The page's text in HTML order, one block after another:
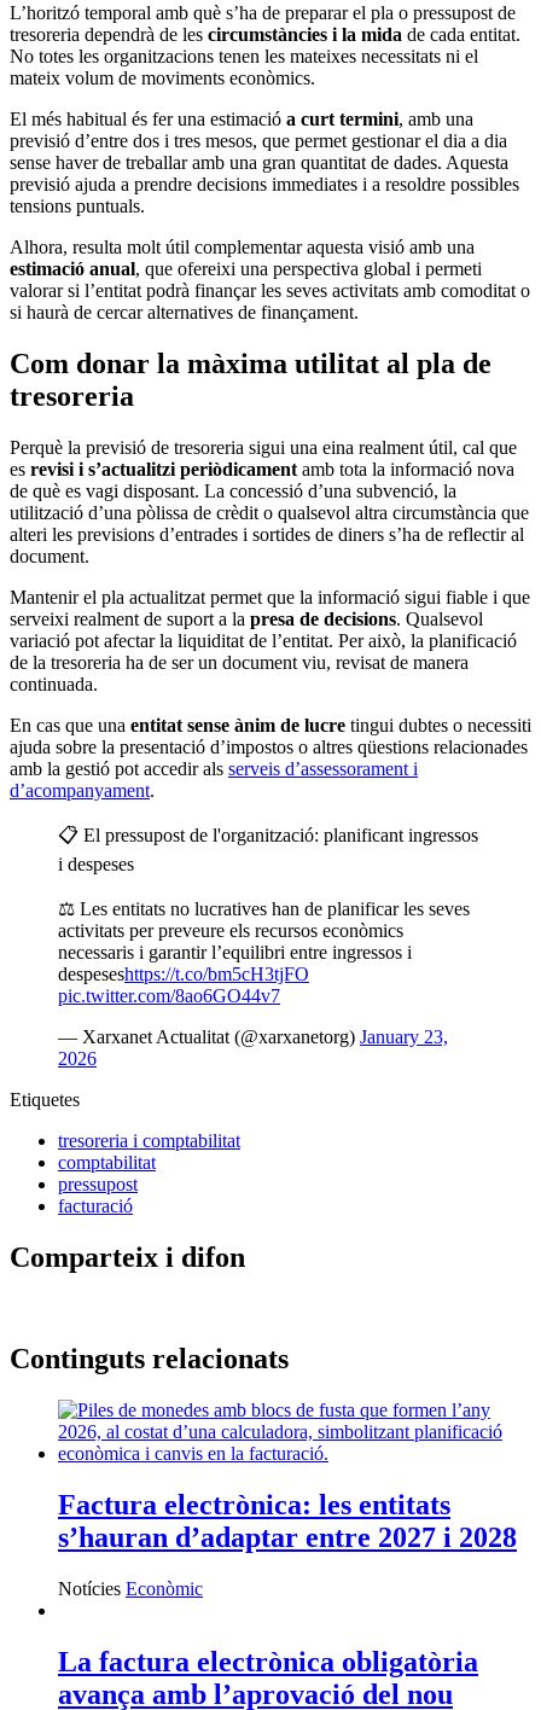
L’horitzó temporal amb què s’ha de preparar el pla o pressupost de
tresoreria dependrà de les circumstàncies i la mida de cada entitat.
No totes les organitzacions tenen les mateixes necessitats ni el
mateix volum de moviments econòmics.
El més habitual és fer una estimació a curt termini, amb una
previsió d’entre dos i tres mesos, que permet gestionar el dia a dia
sense haver de treballar amb una gran quantitat de dades. Aquesta
previsió ajuda a prendre decisions immediates i a resoldre possibles
tensions puntuals.
Alhora, resulta molt útil complementar aquesta visió amb una
estimació anual, que ofereixi una perspectiva global i permeti
valorar si l’entitat podrà finançar les seves activitats amb comoditat o
si haurà de cercar alternatives de finançament.
Com donar la màxima utilitat al pla de
tresoreria
Perquè la previsió de tresoreria sigui una eina realment útil, cal que
es revisi i s’actualitzi periòdicament amb tota la informació nova
de què es vagi disposant. La concessió d’una subvenció, la
utilització d’una pòlissa de crèdit o qualsevol altra circumstància que
alteri les previsions d’entrades i sortides de diners s’ha de reflectir al
document.
Mantenir el pla actualitzat permet que la informació sigui fiable i que
serveixi realment de suport a la presa de decisions. Qualsevol
variació pot afectar la liquiditat de l’entitat. Per això, la planificació
de la tresoreria ha de ser un document viu, revisat de manera
continuada.
En cas que una entitat sense ànim de lucre tingui dubtes o necessiti
ajuda sobre la presentació d’impostos o altres qüestions relacionades
amb la gestió pot accedir als serveis d’assessorament i
d’acompanyament.
📋 El pressupost de l'organització: planificant ingressos
i despeses
⚖️ Les entitats no lucratives han de planificar les seves
activitats per preveure els recursos econòmics
necessaris i garantir l’equilibri entre ingressos i
despeseshttps://t.co/bm5cH3tjFO
pic.twitter.com/8ao6GO44v7
— Xarxanet Actualitat (@xarxanetorg) January 23,
2026
Etiquetes
tresoreria i comptabilitat
comptabilitat
pressupost
facturació
Comparteix i difon
Continguts relacionats
Factura electrònica: les entitats
s’hauran d’adaptar entre 2027 i 2028
Notícies Econòmic
La factura electrònica obligatòria